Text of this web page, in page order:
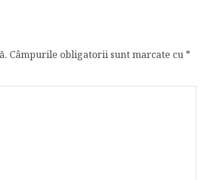
Câmpurile obligatorii sunt marcate cu *